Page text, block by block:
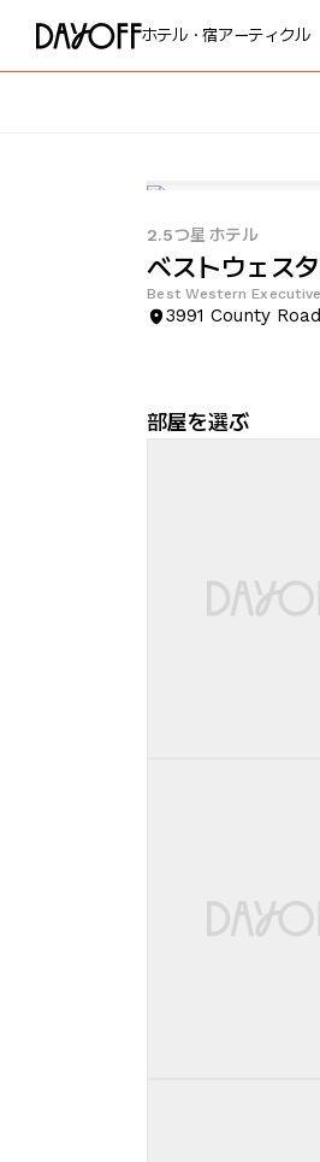
ホテル・宿アーティクル
2.5つ星 ホテル
ベストウェス
Best Western
3991 County
部屋を選ぶ